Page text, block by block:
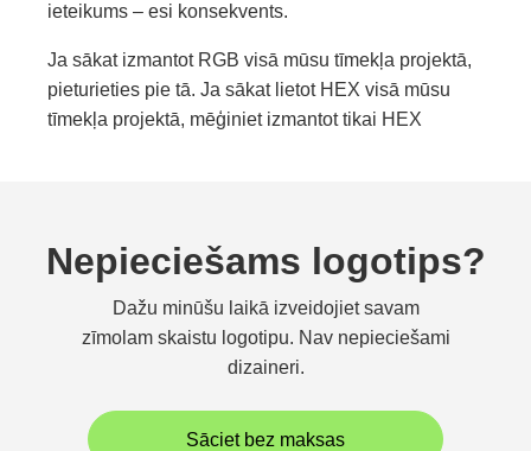
ieteikums – esi konsekvents.
Ja sākat izmantot RGB visā mūsu tīmekļa projektā,
pieturieties pie tā. Ja sākat lietot HEX visā mūsu
tīmekļa projektā, mēģiniet izmantot tikai HEX
Nepieciešams logotips?
Dažu minūšu laikā izveidojiet savam
zīmolam skaistu logotipu. Nav nepieciešami
dizaineri.
Sāciet bez maksas